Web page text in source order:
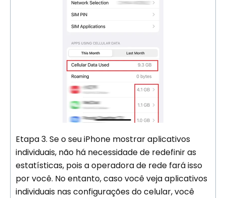
Etapa 3. Se o seu iPhone mostrar aplicativos
individuais, não há necessidade de redefinir as
estatísticas, pois a operadora de rede fará isso
por você. No entanto, caso você veja aplicativos
individuais nas configurações do celular, você